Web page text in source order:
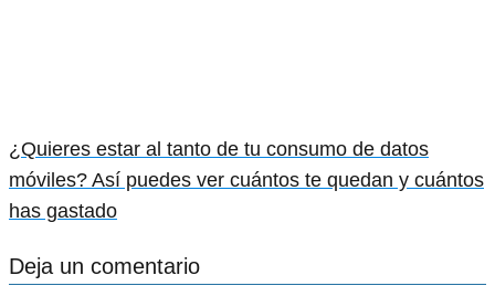
¿Quieres estar al tanto de tu consumo de datos
móviles? Así puedes ver cuántos te quedan y cuántos
has gastado
Deja un comentario